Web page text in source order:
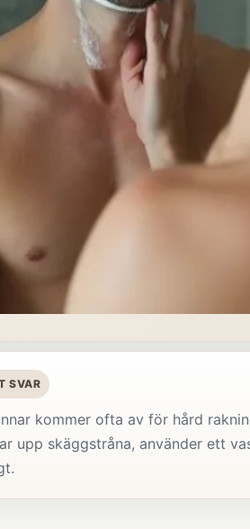
SVAR
kommer ofta av för hård
upp skäggstråna, använder ett